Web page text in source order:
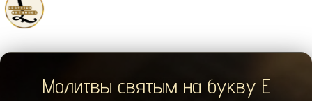
Молитвы святым на букву Е